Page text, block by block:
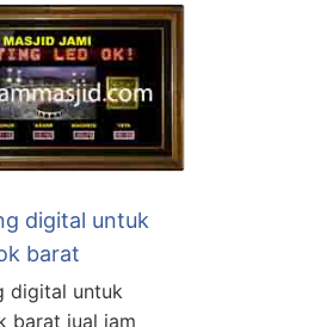
digital untuk
barat
digital untuk
barat jual jam